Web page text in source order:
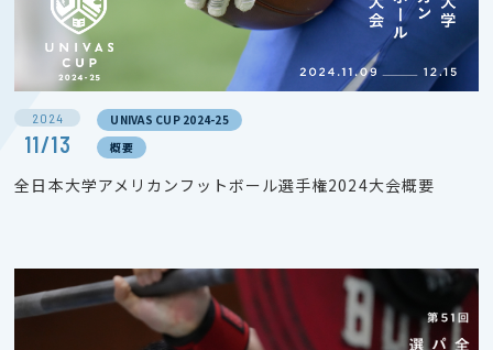
2024
11/13
UNIVAS CUP 2024-25
概要
全日本大学アメリカンフットボール選手権2024大会概要